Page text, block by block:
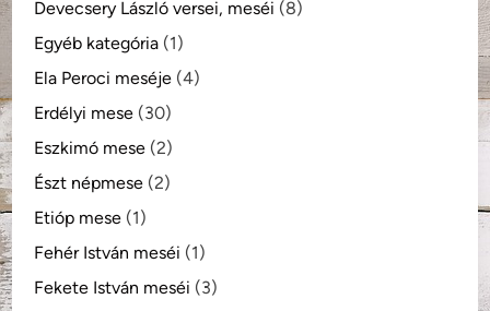
Devecsery László versei, meséi (8)
Egyéb kategória (1)
Ela Peroci meséje (4)
Erdélyi mese (30)
Eszkimó mese (2)
Észt népmese (2)
Etióp mese (1)
Fehér István meséi (1)
Fekete István meséi (3)